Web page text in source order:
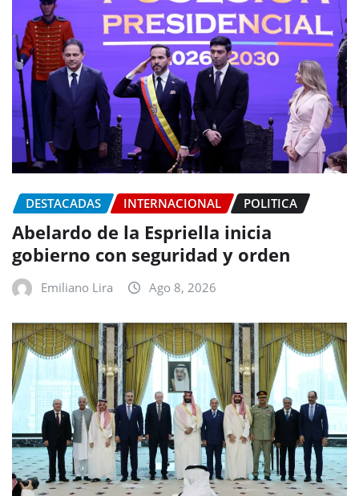
DESTACADAS INTERNACIONAL POLITICA
Abelardo de la Espriella inicia
gobierno con seguridad y orden
Emiliano Lira Ago 8, 2026